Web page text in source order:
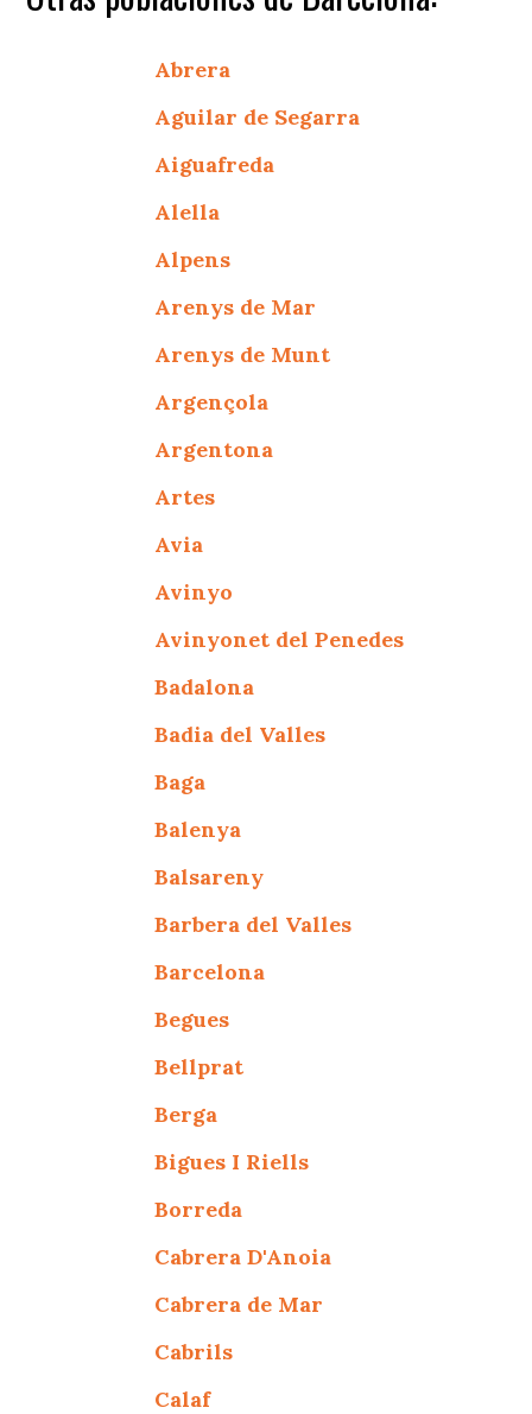
Abrera
Aguilar de Segarra
Aiguafreda
Alella
Alpens
Arenys de Mar
Arenys de Munt
Argençola
Argentona
Artes
Avia
Avinyo
Avinyonet del Penedes
Badalona
Badia del Valles
Baga
Balenya
Balsareny
Barbera del Valles
Barcelona
Begues
Bellprat
Berga
Bigues I Riells
Borreda
Cabrera D'Anoia
Cabrera de Mar
Cabrils
Calaf